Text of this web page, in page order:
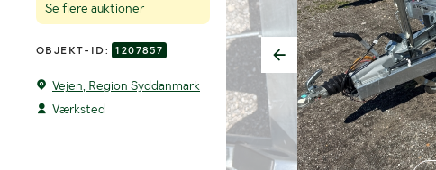
Se flere auktioner
OBJEKT-ID: 1207857
Vejen, Region Syddanmark
Værksted